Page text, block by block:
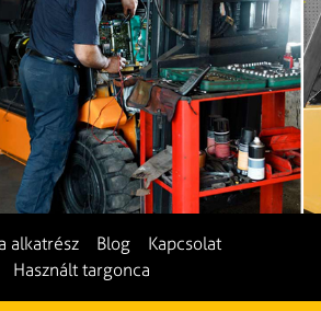
alkatrész Blog
Kapcsolat
Használt targonca